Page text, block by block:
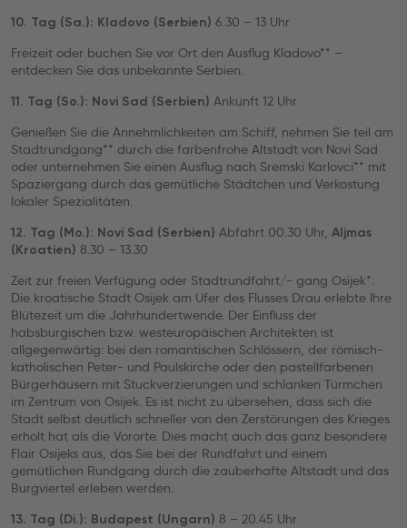
10. Tag (Sa.): Kladovo (Serbien) 6.30 – 13 Uhr
Freizeit oder buchen Sie vor Ort den Ausflug Kladovo** –
entdecken Sie das unbekannte Serbien.
11. Tag (So.): Novi Sad (Serbien) Ankunft 12 Uhr
Genießen Sie die Annehmlichkeiten am Schiff, nehmen Sie teil am
Stadtrundgang** durch die farbenfrohe Altstadt von Novi Sad
oder unternehmen Sie einen Ausflug nach Sremski Karlovci** mit
Spaziergang durch das gemütliche Städtchen und Verkostung
lokaler Spezialitäten.
12. Tag (Mo.): Novi Sad (Serbien) Abfahrt 00.30 Uhr, Aljmas
(Kroatien) 8.30 – 13.30
Zeit zur freien Verfügung oder Stadtrundfahrt/- gang Osijek*:
Die kroatische Stadt Osijek am Ufer des Flusses Drau erlebte Ihre
Blütezeit um die Jahrhundertwende. Der Einfluss der
habsburgischen bzw. westeuropäischen Architekten ist
allgegenwärtig: bei den romantischen Schlössern, der römisch-
katholischen Peter- und Paulskirche oder den pastellfarbenen
Bürgerhäusern mit Stuckverzierungen und schlanken Türmchen
im Zentrum von Osijek. Es ist nicht zu übersehen, dass sich die
Stadt selbst deutlich schneller von den Zerstörungen des Krieges
erholt hat als die Vororte. Dies macht auch das ganz besondere
Flair Osijeks aus, das Sie bei der Rundfahrt und einem
gemütlichen Rundgang durch die zauberhafte Altstadt und das
Burgviertel erleben werden.
13. Tag (Di.): Budapest (Ungarn) 8 – 20.45 Uhr